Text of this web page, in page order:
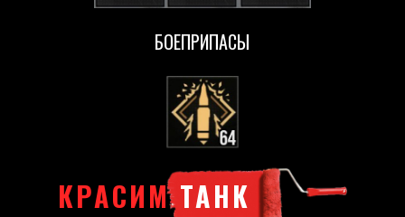
БОЕПРИПАСЫ
КРАСИМТАНК